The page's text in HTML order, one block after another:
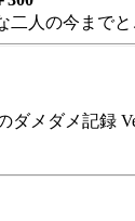
人の今まで
ダメダメ記録